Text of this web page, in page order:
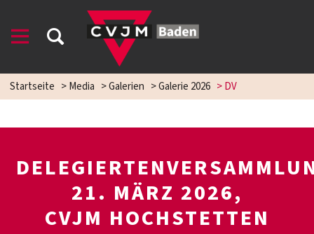
Startseite >Media >Galerien >Galerie 2026 >DV
21. MÄRZ 2026,
CVJM HOCHSTETTEN